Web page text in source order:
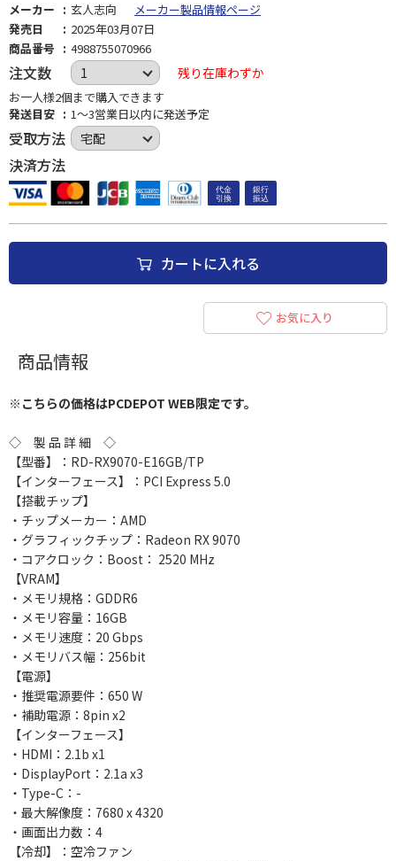
メーカー 玄人志向
メーカー製品情報ページ
発売日
2025年03月07日
商品番号
4988755070966
注文数 残り在庫わずか
お一人様2個まで購入できます
発送目安
1～3営業日以内に発送予定
受取方法
決済方法
カートに入れる
お気に入り
商品情報
※こちらの価格はPCDEPOT WEB限定です。
◇ 製 品 詳 細 ◇
【型番】：RD-RX9070-E16GB/TP
【インターフェース】：PCI Express 5.0
【搭載チップ】
・チップメーカー：AMD
・グラフィックチップ：Radeon RX 9070
・コアクロック：Boost： 2520 MHz
【VRAM】
・メモリ規格：GDDR6
・メモリ容量：16GB
・メモリ速度：20 Gbps
・メモリバス幅：256bit
【電源】
・推奨電源要件：650 W
・補助電源：8pin x2
【インターフェース】
・HDMI：2.1b x1
・DisplayPort：2.1a x3
・Type-C：-
・最大解像度：7680 x 4320
・画面出力数：4
【冷却】：空冷ファン